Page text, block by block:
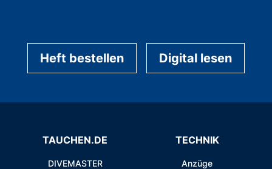
Heft bestellen Digital lesen
TAUCHEN.DE
DIVEMASTER
TECHNIK
Anzüge